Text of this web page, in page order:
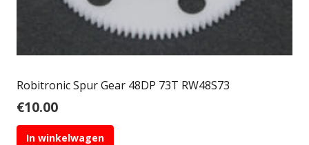
Robitronic Spur Gear 48DP 73T RW48S73
€10.00
In winkelwagen